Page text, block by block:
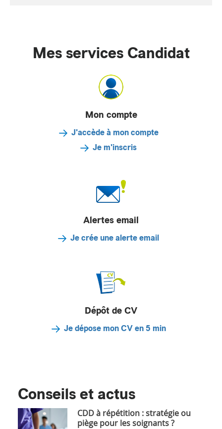
Mes services Candidat
Mon compte
J'accède à mon compte
Je m'inscris
Alertes email
Je crée une alerte email
Dépôt de CV
Je dépose mon CV en 5 min
Conseils et actus
CDD à répétition : stratégie ou
piège pour les soignants ?